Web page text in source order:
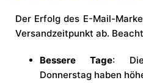
Der Erfolg des E-Mail-
Versandzeitpunkt ab.
Bessere Tage:
Donnerstag haben